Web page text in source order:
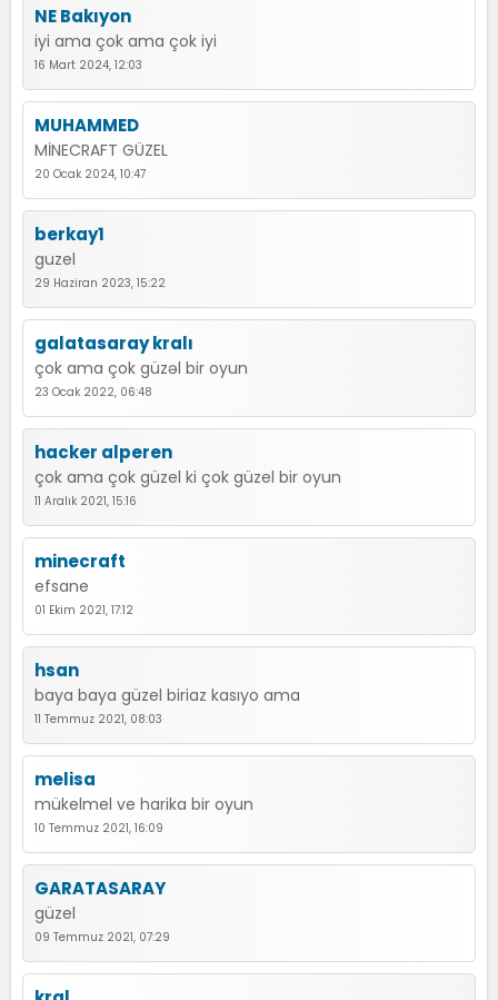
NE Bakıyon
iyi ama çok ama çok iyi
16 Mart 2024, 12:03
MUHAMMED
MİNECRAFT GÜZEL
20 Ocak 2024, 10:47
berkay1
guzel
29 Haziran 2023, 15:22
galatasaray kralı
çok ama çok güzəl bir oyun
23 Ocak 2022, 06:48
hacker alperen
çok ama çok güzel ki çok güzel bir oyun
11 Aralık 2021, 15:16
minecraft
efsane
01 Ekim 2021, 17:12
hsan
baya baya güzel biriaz kasıyo ama
11 Temmuz 2021, 08:03
melisa
mükelmel ve harika bir oyun
10 Temmuz 2021, 16:09
GARATASARAY
güzel
09 Temmuz 2021, 07:29